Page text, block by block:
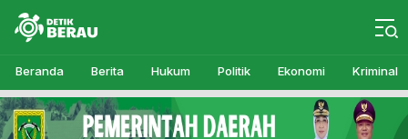
Detikberau.com
Media Diskusi Rakyat
Beranda Berita Hukum Politik Ekonomi Kriminal